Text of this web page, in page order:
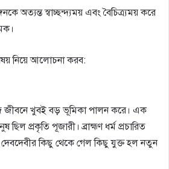
অত্যন্ত স্বাচ্ছন্দ্যময় এবং বৈচিত্র্যময় করে
নিয়ে আলোচনা করব:
জীবনে খুবই বড় ভূমিকা পালন করে। এক
প্রকৃতি পূজারী। ব্রাহ্মণ ধর্ম প্রচারিত
কিছু থেকে গেল কিছু যুক্ত হল নতুন